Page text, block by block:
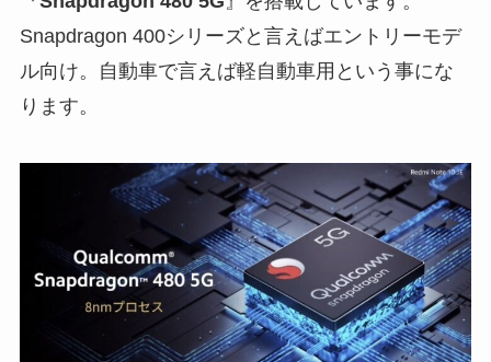
Snapdragon 400シリーズと言えばエントリーモデ
ル向け。自動車で言えば軽自動車用という事にな
ります。